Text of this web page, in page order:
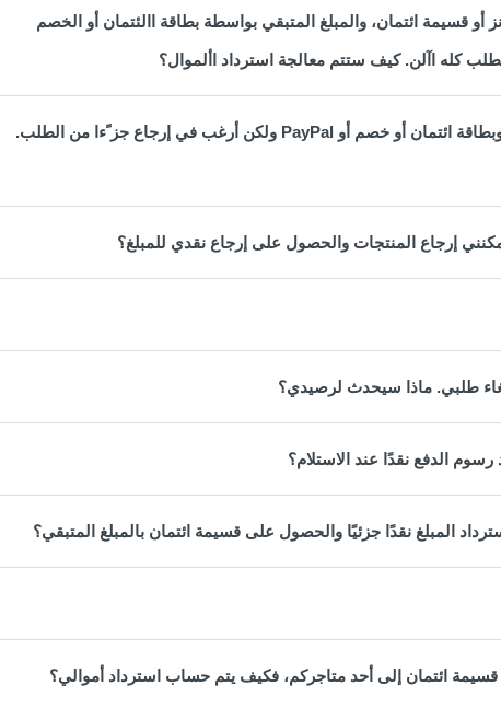
قسيمة ائتمان، والمبلغ المتبقي بواسطة بطاقة االئتمان أو الخصم
لقد دفعت قيمة طلبي باستخدام قسيمة ائتمان وبطاقة ائتمان أو خصم أو PayPal ولكن أرغب في إرجاع جز ًءا من الطلب.
إرجاع المنتجات والحصول على إرجاع نقدي للمبلغ؟
طلبي. ماذا سيحدث لرصيدي؟
الدفع نقدًا عند الاستلام؟
المبلغ نقدًا جزئيًا والحصول على قسيمة ائتمان بالمبلغ المتبقي؟
قسيمة ائتمان إلى أحد متاجركم، فكيف يتم حساب استرداد أموالي؟